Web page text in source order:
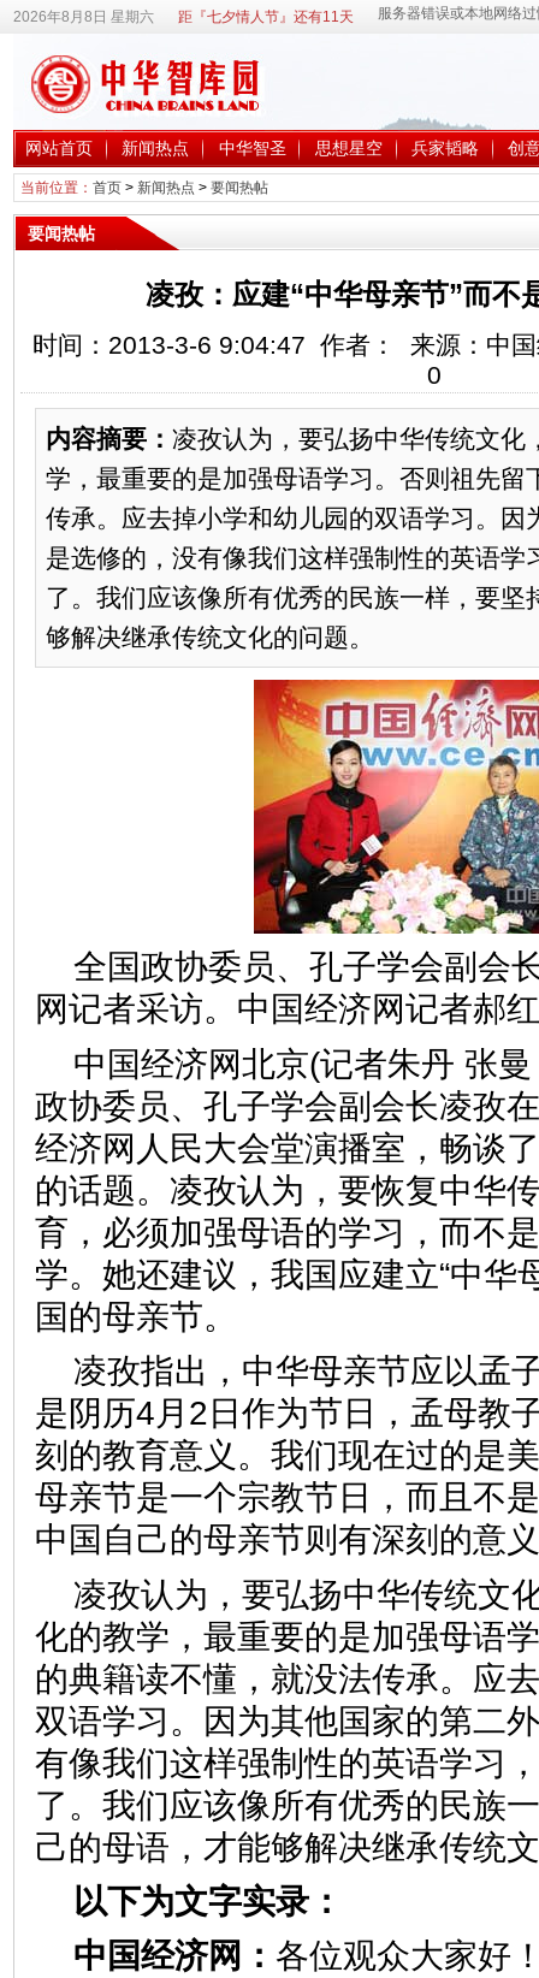
2026年8月8日 星期六 距『七夕情人节』还有11天
网站首页 新闻热点 中华智圣 思想星空 兵家韬略 创
当前位置： 首页> 新闻热点 > 要闻热帖
要闻热帖
凌孜：应建“中华母亲节”而不
时间：2013-3-6 9:04:47 作者： 来源：中
0
内容摘要： 凌孜认为，要弘扬中华传统文化
学，最重要的是加强母语学习。否则祖先留
传承。应去掉小学和幼儿园的双语学习。因
是选修的，没有像我们这样强制性的英语学
了。我们应该像所有优秀的民族一样，要坚
够解决继承传统文化的问题。
全国政协委员、孔子学会副会
网记者采访。中国经济网记者郝
中国经济网北京(记者朱丹 张
政协委员、孔子学会副会长凌孜
经济网人民大会堂演播室，畅谈
的话题。凌孜认为，要恢复中华
育，必须加强母语的学习，而不
学。她还建议，我国应建立“中华
国的母亲节。
凌孜指出，中华母亲节应以孟
是阴历4月2日作为节日，孟母教
刻的教育意义。我们现在过的是
母亲节是一个宗教节日，而且不
中国自己的母亲节则有深刻的意
凌孜认为，要弘扬中华传统文
化的教学，最重要的是加强母语
的典籍读不懂，就没法传承。应
双语学习。因为其他国家的第二
有像我们这样强制性的英语学习
了。我们应该像所有优秀的民族
己的母语，才能够解决继承传统
以下为文字实录：
中国经济网： 各位观众大家好